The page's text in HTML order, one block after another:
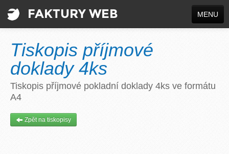
MENU
FAKTURY WEB
INFO
Registrace
Přihlásit se
Jazyk / Language
Tiskopis příjmové
doklady 4ks
Tiskopis příjmové pokladní doklady 4ks ve formátu
A4
Zpět na tiskopisy